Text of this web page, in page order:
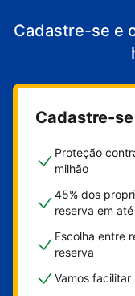
Cadastre-se e
Cadastre-
Proteção
milhão
45% dos
reserva em
Escolha entre
reserva
Vamos